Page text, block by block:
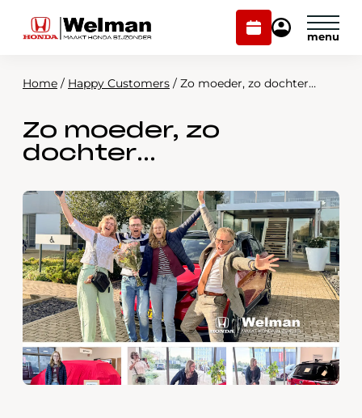
Plan
onderhoud
Mijn
Modellen
Voorraad
Over ons
Webshop
Contact
Plan onderhoud
Home / Happy Customers / Zo moeder, zo dochter…
Zo moeder, zo
dochter…